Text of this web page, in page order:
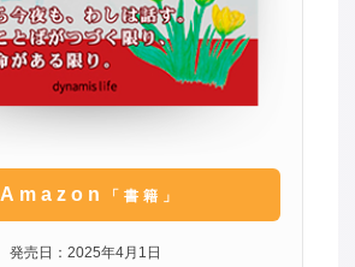
Amazon 「書籍」
発売日：2025年4月1日